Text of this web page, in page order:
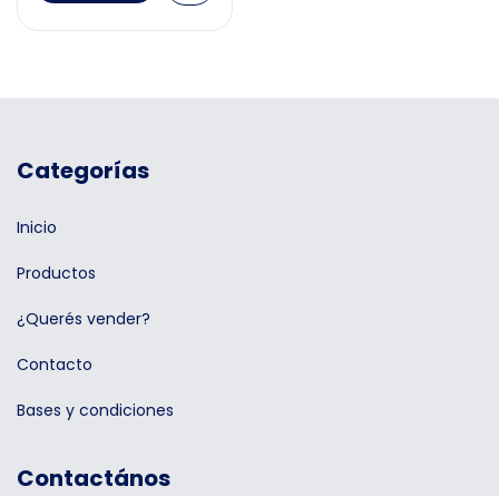
Categorías
Inicio
Productos
¿Querés vender?
Contacto
Bases y condiciones
Contactános